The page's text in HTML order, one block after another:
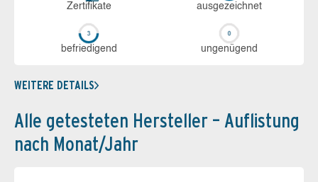
Zerti­fikate aus­ge­zeich­net
be­frie­di­gend un­ge­nü­gend
WEITERE DETAILS
Alle getesteten Hersteller – Auflistung
nach Monat/Jahr